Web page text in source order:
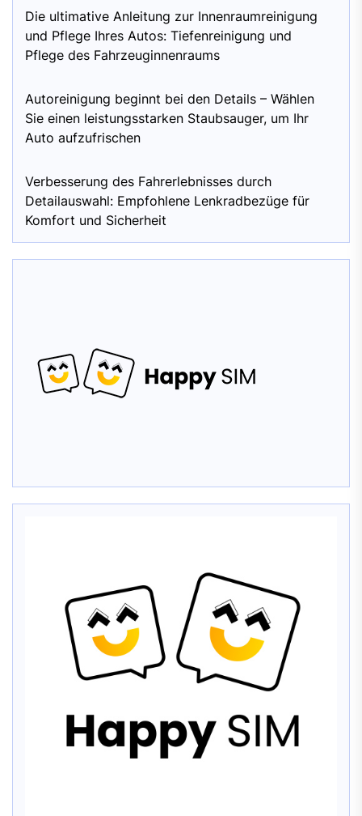
Die ultimative Anleitung zur Innenraumreinigung
und Pflege Ihres Autos: Tiefenreinigung und
Pflege des Fahrzeuginnenraums
Autoreinigung beginnt bei den Details – Wählen
Sie einen leistungsstarken Staubsauger, um Ihr
Auto aufzufrischen
Verbesserung des Fahrerlebnisses durch
Detailauswahl: Empfohlene Lenkradbezüge für
Komfort und Sicherheit